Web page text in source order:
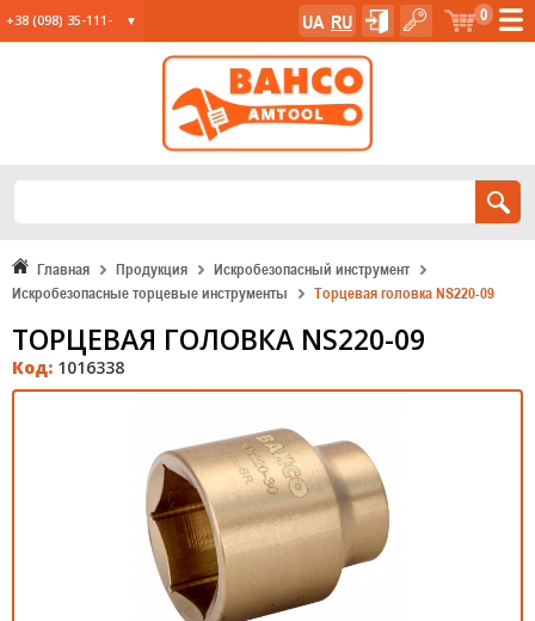
+38 (098) 35-111- 0
UA RU
Главная Продукция
Искробезопасный инструмент
Искробезопасные торцевые инструменты
Торцевая головка NS220-09
ТОРЦЕВАЯ ГОЛОВКА NS220-09
Код: 1016338